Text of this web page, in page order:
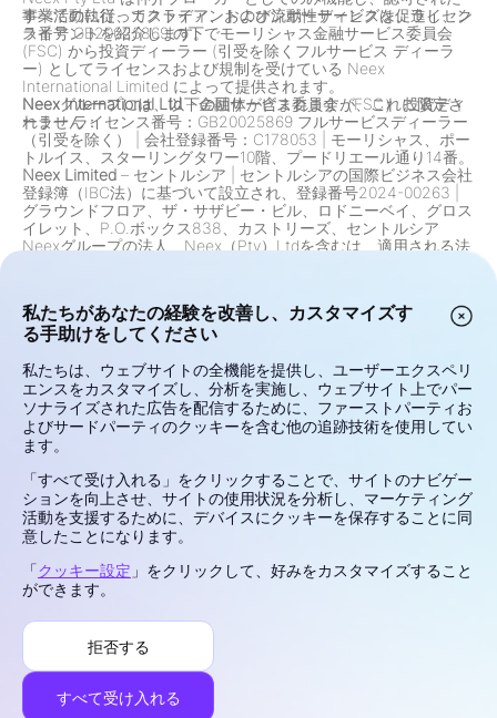
事業活動に従ってクライアントのオンボーディングを促進し、ク
ライアントを紹介します。
すべての執行、カストディ、および流動性サービスは、ライセン
ス番号 GB20025869 の下でモーリシャス金融サービス委員会
(FSC) から投資ディーラー (引受を除くフルサービス ディーラ
ー) としてライセンスおよび規制を受けている Neex
International Limited によって提供されます。
Neexグループには、以下の団体が含まれますが、これに限定さ
れません：
Neex International Ltd– 金融サービス委員会（FSC） 投資ディ
ーラー ライセンス番号：GB20025869 フルサービスディーラー
（引受を除く）
会社登録番号：C178053
モーリシャス、ポー
トルイス、スターリングタワー10階、プードリエール通り14番。
Neex Limited – セントルシア
セントルシアの国際ビジネス会社
登録簿（IBC法）に基づいて設立され、登録番号2024-00263
グラウンドフロア、ザ・サザビー・ビル、ロドニーベイ、グロス
イレット、P.O.ボックス838、カストリーズ、セントルシア
Neexグループの法人、Neex（Pty）Ltdを含むは、適用される法
場合があります。これには、アメリカ合衆国、カナダ、およびそ
のような提供が法律または規制によって禁止されているその他の
管轄区域の居住者に対する制限が含まれますが、これに限定され
し、更新しています。
リスク警告:差金決済取引（CFD）および外国為替（Forex）はレ
バレッジ商品であり、急速な資本損失の高いリスクを伴います。
これらの金融商品を取引することは、すべての投資家に適してい
るわけではありません。利益または損失の可能性は、市場価格の
変動に直接関連しています。取引を行う前に、投資目的、経験レ
ベル、財務状況、リスク許容度を慎重に考慮してください。リス
クや取引条件について不明な点がある場合は、資格のあるファイ
ナンシャルアドバイザーから独立した助言を求めてください。失
ってもよい資金で取引しないでください。
利用規約
リスク開示
苦情処理
©2026 NEEX. 全著作権所有。
私たちがあなたの経験を改善し、カスタマイズす
る手助けをしてください
私たちは、ウェブサイトの全機能を提供し、ユーザーエクスペリ
エンスをカスタマイズし、分析を実施し、ウェブサイト上でパー
ソナライズされた広告を配信するために、ファーストパーティお
よびサードパーティのクッキーを含む他の追跡技術を使用してい
ます。
「すべて受け入れる」をクリックすることで、サイトのナビゲー
ションを向上させ、サイトの使用状況を分析し、マーケティング
活動を支援するために、デバイスにクッキーを保存することに同
意したことになります。
「クッキー設定 」をクリックして、好みをカスタマイズすること
ができます。
拒否する
すべて受け入れる